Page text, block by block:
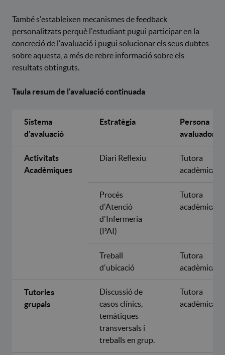
També s'estableixen mecanismes de feedback
personalitzats perquè l'estudiant pugui participar en la
concreció de l'avaluació i pugui solucionar els seus dubtes
sobre aquesta, a més de rebre informació sobre els
resultats obtinguts.
Taula resum de l'avaluació continuada
Sistema
d'avaluació
Estratègia
Persona
avaluadora
Activitats
Acadèmiques
Diari Reflexiu
Tutora
acadèmica
Procés
d'Atenció
d'Infermeria
(PAI)
Tutora
acadèmica
Treball
d'ubicació
Tutora
acadèmica
Tutories
grupals
Discussió de
casos clínics,
temàtiques
transversals i
treballs en grup.
Tutora
acadèmica